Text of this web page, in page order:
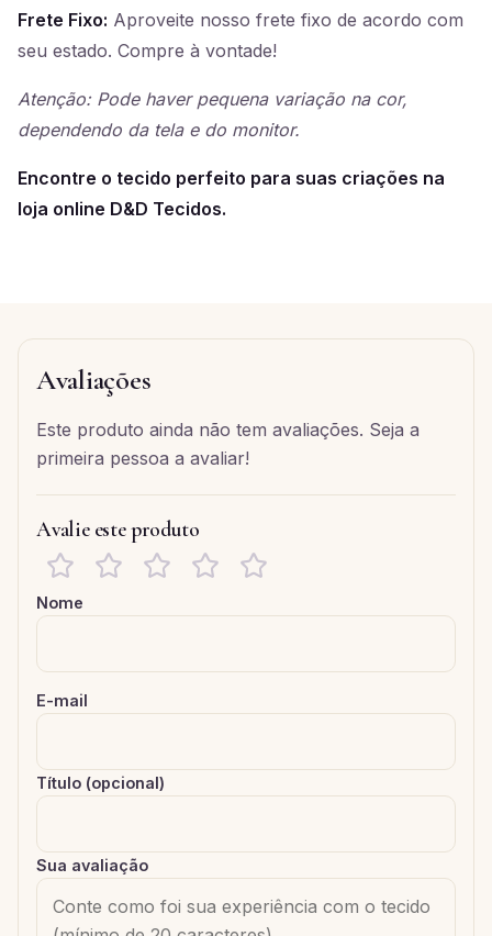
Frete Fixo: Aproveite nosso frete fixo de acordo com
seu estado. Compre à vontade!
Atenção: Pode haver pequena variação na cor,
dependendo da tela e do monitor.
Encontre o tecido perfeito para suas criações na
loja online D&D Tecidos.
Avaliações
Este produto ainda não tem avaliações. Seja a
primeira pessoa a avaliar!
Avalie este produto
Nome
E-mail
Título (opcional)
Sua avaliação